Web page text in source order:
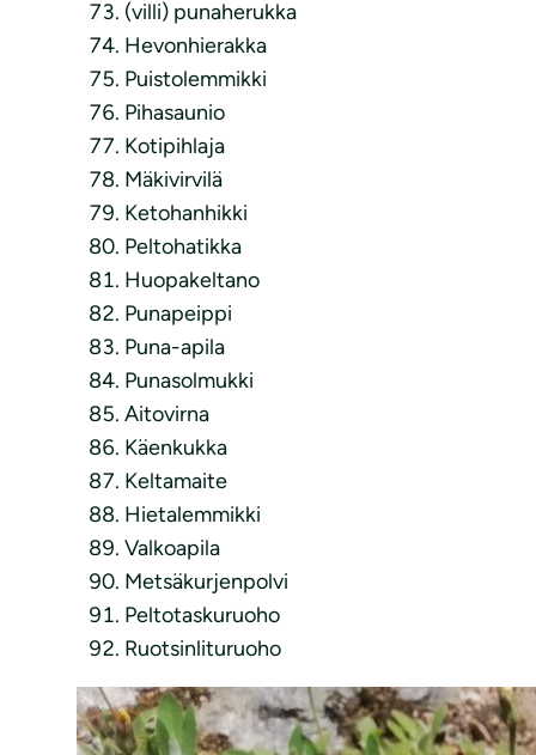
(villi) punaherukka
Hevonhierakka
Puistolemmikki
Pihasaunio
Kotipihlaja
Mäkivirvilä
Ketohanhikki
Peltohatikka
Huopakeltano
Punapeippi
Puna-apila
Punasolmukki
Aitovirna
Käenkukka
Keltamaite
Hietalemmikki
Valkoapila
Metsäkurjenpolvi
Peltotaskuruoho
Ruotsinlituruoho